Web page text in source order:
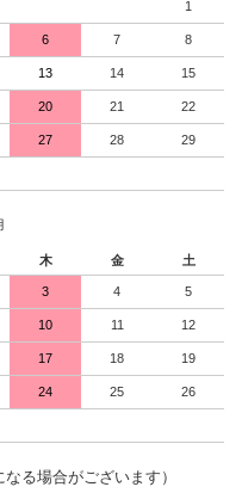
1
6 7 8
13 14 15
20 21 22
27 28 29
木 金 土
3 4 5
10 11 12
17 18 19
24 25 26
る場合がございます）